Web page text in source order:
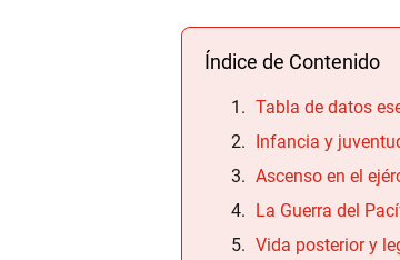
Índice de Contenido
Tabla de datos
Infancia y
Ascenso en el
La Guerra del
Vida posterior y